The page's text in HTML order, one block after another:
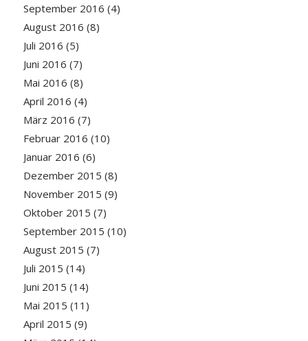
September 2016 (4)
August 2016 (8)
Juli 2016 (5)
Juni 2016 (7)
Mai 2016 (8)
April 2016 (4)
März 2016 (7)
Februar 2016 (10)
Januar 2016 (6)
Dezember 2015 (8)
November 2015 (9)
Oktober 2015 (7)
September 2015 (10)
August 2015 (7)
Juli 2015 (14)
Juni 2015 (14)
Mai 2015 (11)
April 2015 (9)